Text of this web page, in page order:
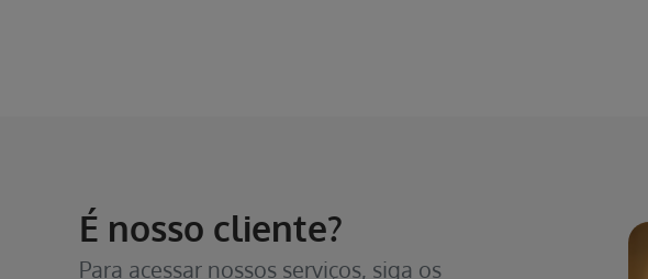
É nosso cliente?
Para acessar nossos serviços, siga os